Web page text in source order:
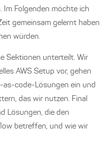
Im Folgenden möchte ich
gemeinsam gelernt haben
würden.
Sektionen unterteilt. Wir
AWS Setup vor, gehen
code-Lösungen ein und
das wir nutzen. Final
Lösungen, die den
betreffen, und wie wir